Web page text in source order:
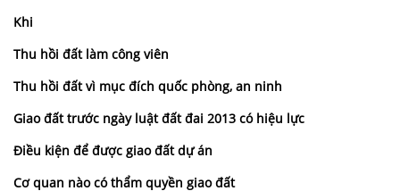
Khi
Thu hồi đất làm công viên
Thu hồi đất vì mục đích quốc phòng, an ninh
Giao đất trước ngày luật đất đai 2013 có hiệu lực
Điều kiện để được giao đất dự án
Cơ quan nào có thẩm quyền giao đất